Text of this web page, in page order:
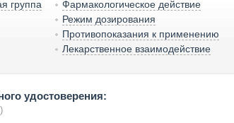
группа
Фармакологическое действие
Режим дозирования
Противопоказания к применению
Лекарственное взаимодействие
удостоверения: